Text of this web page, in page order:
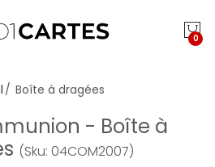
0
Boîte à dragées
- Boîte à
(Sku: 04COM2007)